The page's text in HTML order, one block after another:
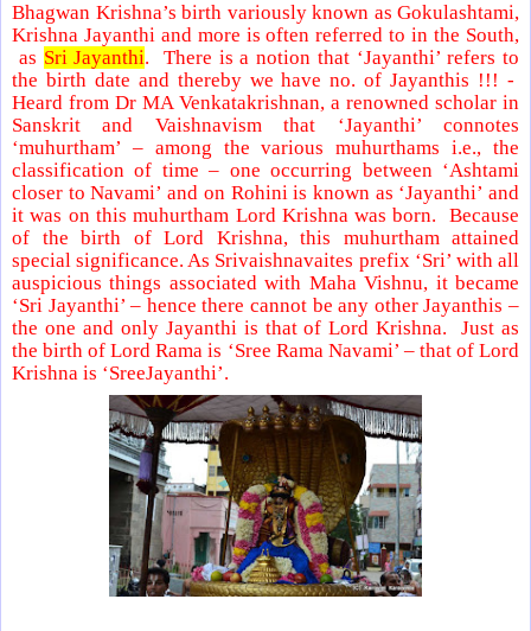
Bhagwan Krishna’s birth variously known as Gokulashtami,
Krishna Jayanthi and more is often referred to in the South,
as Sri Jayanthi. There is a notion that ‘Jayanthi’ refers to
the birth date and thereby we have no. of Jayanthis !!! -
Heard from Dr MA Venkatakrishnan, a renowned scholar in
Sanskrit and Vaishnavism that ‘Jayanthi’ connotes
‘muhurtham’ – among the various muhurthams i.e., the
classification of time – one occurring between ‘Ashtami
closer to Navami’ and on Rohini is known as ‘Jayanthi’ and
it was on this muhurtham Lord Krishna was born. Because
of the birth of Lord Krishna, this muhurtham attained
special significance. As Srivaishnavaites prefix ‘Sri’ with all
auspicious things associated with Maha Vishnu, it became
‘Sri Jayanthi’ – hence there cannot be any other Jayanthis –
the one and only Jayanthi is that of Lord Krishna. Just as
the birth of Lord Rama is ‘Sree Rama Navami’ – that of Lord
Krishna is ‘SreeJayanthi’.